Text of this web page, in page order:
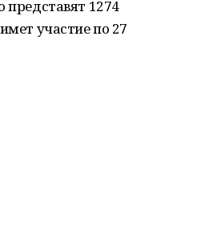
представят 1274
участие по 27